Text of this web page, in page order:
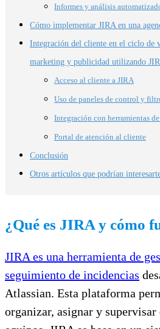
Informes y análisis
Cómo implementar JIRA en una
Integración del cliente en el ciclo de
marketing y publicidad utilizando
Acceso al cliente a JIRA
Uso de paneles de control y
Integración con herramientas
Portal de atención al cliente
Conclusión
Otros artículos que podrían
¿Qué es JIRA y cómo
JIRA es una herramienta de
seguimiento de incidencias
Atlassian. Esta plataforma
organizar, asignar y supervisar